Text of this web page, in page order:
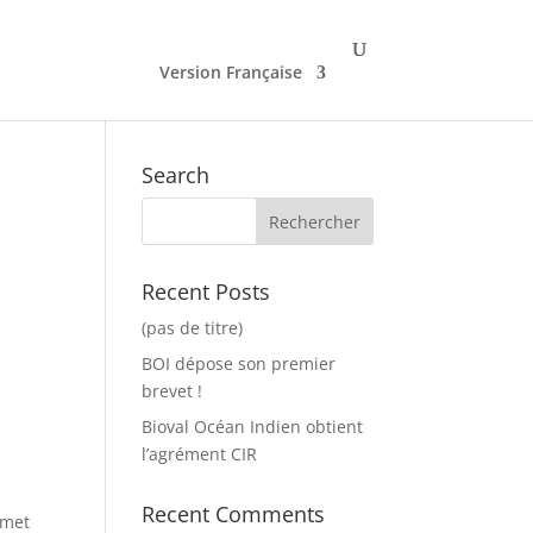
Version Française
Search
Recent Posts
(pas de titre)
BOI dépose son premier
brevet !
Bioval Océan Indien obtient
l’agrément CIR
Recent Comments